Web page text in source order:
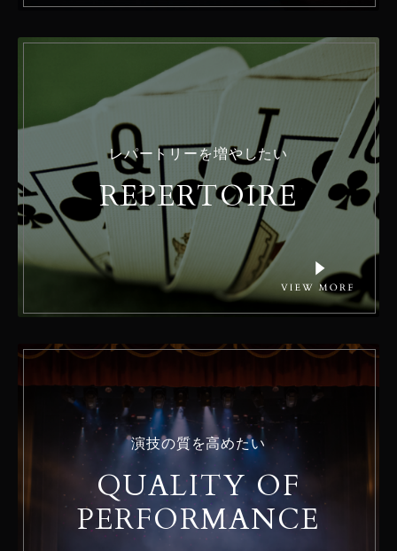
レパートリーを増やしたい
REPERTOIRE
演技の質を高めたい
QUALITY OF
PERFORMANCE